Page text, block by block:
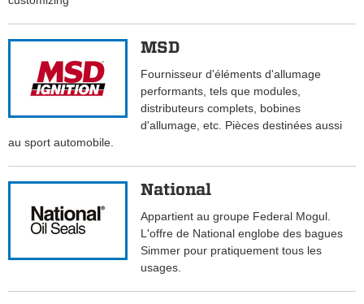
MSD
Fournisseur d'éléments d'allumage
performants, tels que modules,
distributeurs complets, bobines
d'allumage, etc. Pièces destinées aussi
au sport automobile.
National
Appartient au groupe Federal Mogul.
L'offre de National englobe des bagues
Simmer pour pratiquement tous les
usages.